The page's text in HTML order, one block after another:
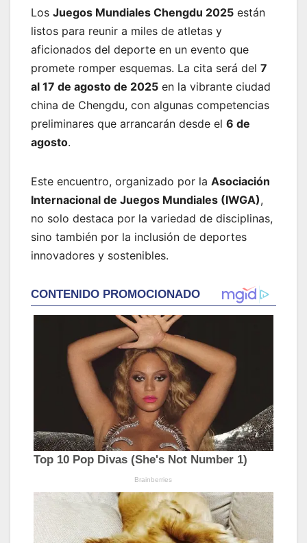
Los Juegos Mundiales Chengdu 2025 están
listos para reunir a miles de atletas y
aficionados del deporte en un evento que
promete romper esquemas. La cita será del 7
al 17 de agosto de 2025 en la vibrante ciudad
china de Chengdu, con algunas competencias
preliminares que arrancarán desde el 6 de
agosto.
Este encuentro, organizado por la Asociación
Internacional de Juegos Mundiales (IWGA),
no solo destaca por la variedad de disciplinas,
sino también por la inclusión de deportes
innovadores y sostenibles.